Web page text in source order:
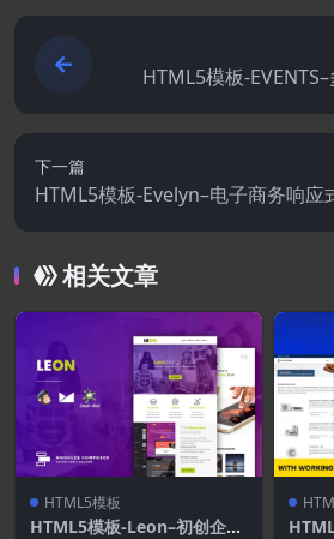
HTML5模板-
下一篇
HTML5模板-Evelyn–电子商务响应
相关文章
HTML5模板
HTML5模板-Leon–初创企业